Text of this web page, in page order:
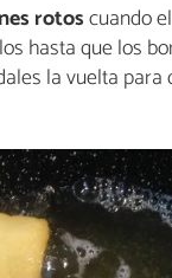
rotoscuando
hasta que los
la vuelta para